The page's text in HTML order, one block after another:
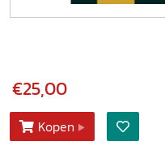
€25,00
Kopen